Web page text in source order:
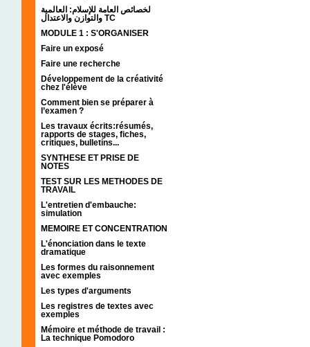
لخصائص العامة للإسلام: العالمية
والتوازن والاعتدال TC
MODULE 1 : S'ORGANISER
Faire un exposé
Faire une recherche
Développement de la créativité
chez l'élève
Comment bien se préparer à
l’examen ?
Les travaux écrits:résumés,
rapports de stages, fiches,
critiques, bulletins...
SYNTHESE ET PRISE DE
NOTES
TEST SUR LES METHODES DE
TRAVAIL
L'entretien d'embauche:
simulation
MEMOIRE ET CONCENTRATION
L'énonciation dans le texte
dramatique
Les formes du raisonnement
avec exemples
Les types d'arguments
Les registres de textes avec
exemples
Mémoire et méthode de travail :
La technique Pomodoro